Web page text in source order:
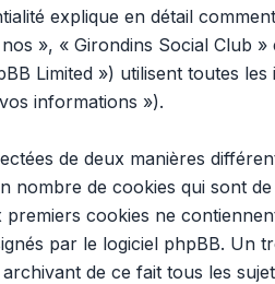
explique en détail
», « Girondins Social Club
Limited ») utilisent toutes
informations »).
de deux manières
nombre de cookies qui sont
cookies ne
par le logiciel phpBB. Un
de ce fait tous les